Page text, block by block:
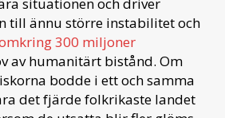
till ännu större instabilitet och
300 miljoner
av humanitärt bistånd. Om
bodde i ett och samma
det fjärde folkrikaste landet